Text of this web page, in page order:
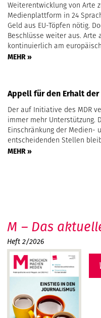
Weiterentwicklung von Arte
Medienplattform in 24
Geld aus EU-Töpfen nötig.
Beschlüsse weiter aus. Arte
kontinuierlich am
MEHR »
Appell für den Erhalt
Der auf Initiative des MDR
immer mehr Unterstützung.
Einschränkung der Medien-
entscheidenden Stellen
MEHR »
M – Das
Heft 2/2026